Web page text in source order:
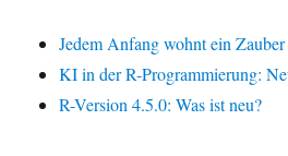
Jedem Anfang wohnt ein
KI in der R-Programmierung:
R-Version 4.5.0: Was ist neu?